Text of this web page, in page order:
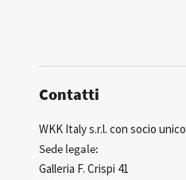
Contatti
WKK Italy s.r.l. con socio unico
Sede legale:
Galleria F. Crispi 41